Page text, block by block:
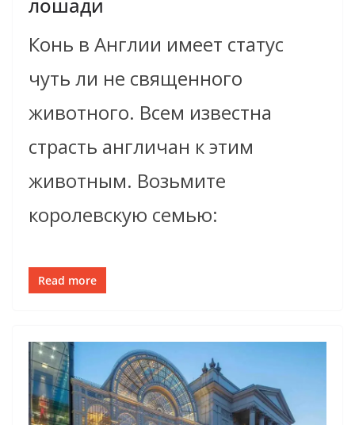
Конь в Англии имеет статус
чуть ли не священного
животного. Всем известна
страсть англичан к этим
животным. Возьмите
королевскую семью:
Read more